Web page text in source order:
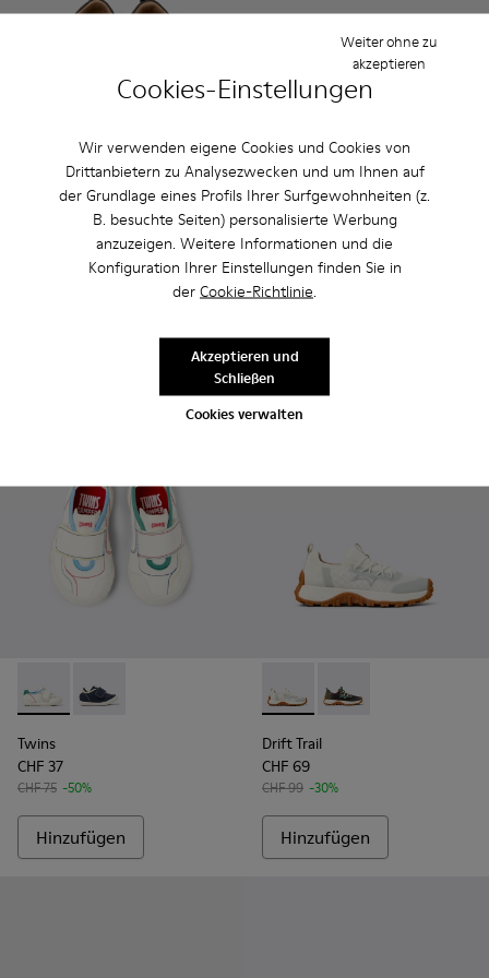
Cookies-Einstellungen
Wir verwenden eigene Cookies und Cookies von
Drittanbietern zu Analysezwecken und um Ihnen auf
der Grundlage eines Profils Ihrer Surfgewohnheiten (z.
B. besuchte Seiten) personalisierte Werbung
anzuzeigen. Weitere Informationen und die
Konfiguration Ihrer Einstellungen finden Sie in
der Cookie-Richtlinie.
Cookies verwalten
Weiter ohne zu
akzeptieren
Akzeptieren und
Schließen
Twins - K800405-056 - Mehrfarbige Kindersneaker aus
Twins - K800405-064
Twins - K800405-063
Twins - K800405-060
Twins - K800405-059
Twins - K800405-057
Twins - Twins -
Runner - K800604-003 -
Runner - K800604-
Runner
CHF 51 - CHF 59
CHF 85 - CHF 99
Twins - K800682-002 - Mehrfarbige Sneaker aus Textil und
Twins - K800682-004 - Mehrfarbige Textil- und
Twins
CHF 37
CHF 75 -50%
Hinzufügen
Drift Trail - K800684-001 -
Drift Trail -
Drift Trail
CHF 69
CHF 99 -30%
Hinzufügen